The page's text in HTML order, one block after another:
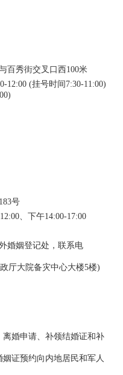
百秀街交叉口西100米
12:00 (挂号时间7:30-11:00)
号
、下午14:00-17:00
婚姻登记处，联系电
厅大院备灾中心大楼5楼)
婚申请、补领结婚证和补
证预约向内地居民和军人